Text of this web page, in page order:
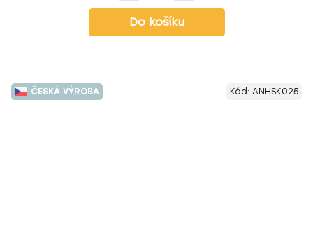
Do košíku
ČESKÁ VÝROBA Kód: ANHSK025